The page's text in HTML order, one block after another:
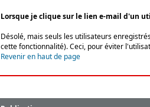
Lorsque je clique sur le lien e-mail d'un
Désolé, mais seuls les utilisateurs
cette fonctionnalité). Ceci, pour éviter
Revenir en haut de page